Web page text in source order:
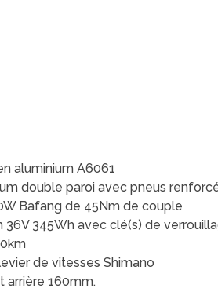
aluminium A6061
double paroi avec pneus
Bafang de 45Nm de couple
36V 345Wh avec clé(s) de
de vitesses Shimano
arrière 160mm.